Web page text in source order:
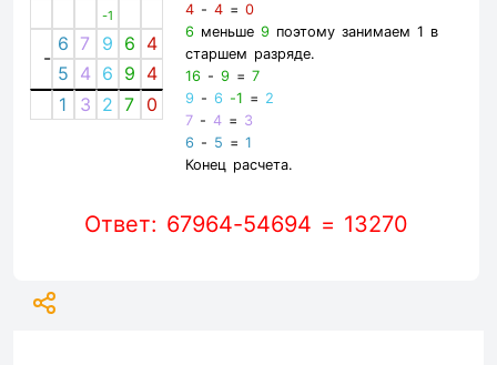
-1
-
6 7 9 6 4
5 4 6 9 4
1
3 2 7 0
4- 4= 0
6 меньше 9поэтому занимаем 1 в
старшем разряде.
16 - 9= 7
9 - 6 -1 = 2
7- 4= 3
6 - 5 = 1
Конец расчета.
Ответ: 67964-54694 = 13270